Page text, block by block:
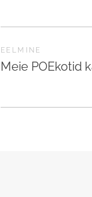
EELMINE
Meie POEkotid